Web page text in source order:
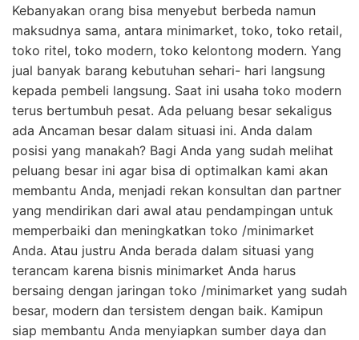
Kebanyakan orang bisa menyebut berbeda namun
maksudnya sama, antara minimarket, toko, toko retail,
toko ritel, toko modern, toko kelontong modern. Yang
jual banyak barang kebutuhan sehari- hari langsung
kepada pembeli langsung. Saat ini usaha toko modern
terus bertumbuh pesat. Ada peluang besar sekaligus
ada Ancaman besar dalam situasi ini. Anda dalam
posisi yang manakah? Bagi Anda yang sudah melihat
peluang besar ini agar bisa di optimalkan kami akan
membantu Anda, menjadi rekan konsultan dan partner
yang mendirikan dari awal atau pendampingan untuk
memperbaiki dan meningkatkan toko /minimarket
Anda. Atau justru Anda berada dalam situasi yang
terancam karena bisnis minimarket Anda harus
bersaing dengan jaringan toko /minimarket yang sudah
besar, modern dan tersistem dengan baik. Kamipun
siap membantu Anda menyiapkan sumber daya dan